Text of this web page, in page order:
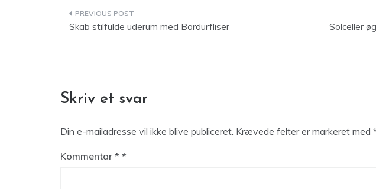
Indlægsnavigation
Skab stilfulde uderum med Bordurfliser
Solceller
Skriv et svar
Din e-mailadresse vil ikke blive publiceret. Krævede felter er markeret med
Kommentar *